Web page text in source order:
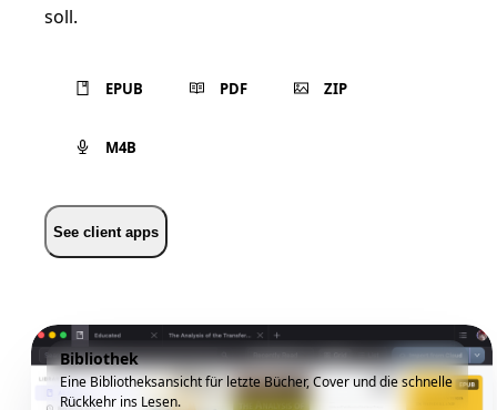
soll.
EPUB PDF ZIP
M4B
See client apps
Bibliothek
Eine Bibliotheksansicht für letzte Bücher, Cover und die schnelle
Rückkehr ins Lesen.